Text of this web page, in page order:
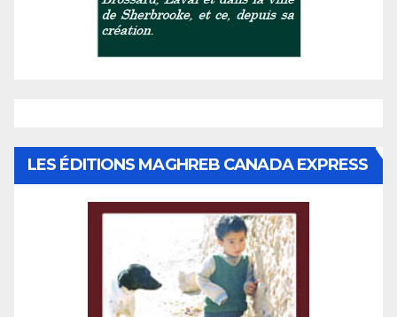
LES ÉDITIONS MAGHREB CANADA EXPRESS